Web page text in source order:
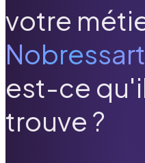
votre
Nobressart
est-ce
trouve ?